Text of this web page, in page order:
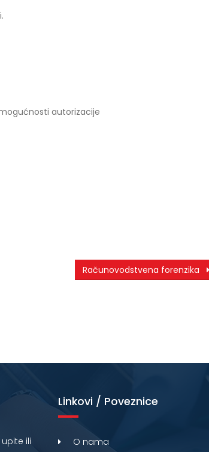
autorizacije
Računovodstvena forenzika
ili
Linkovi / Poveznice
O nama